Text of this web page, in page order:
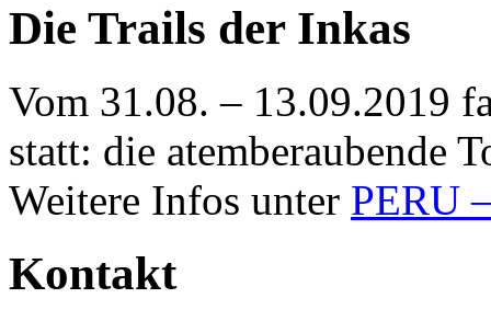
Die Trails der Inkas
Vom 31.08. – 13.09.2019
statt: die atemberaubende
Weitere Infos unter PERU
Kontakt